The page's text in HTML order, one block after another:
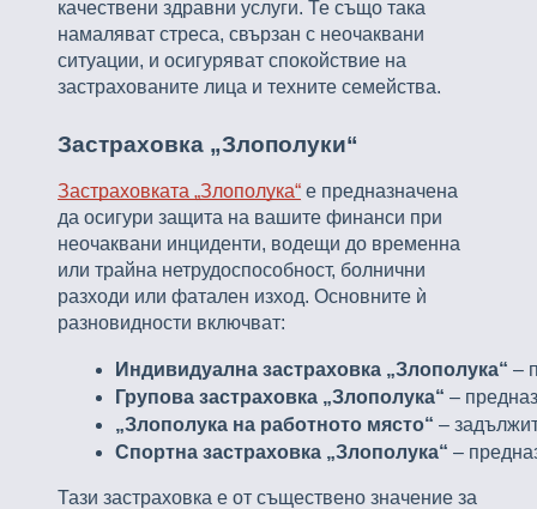
качествени здравни услуги. Те също така
намаляват стреса, свързан с неочаквани
ситуации, и осигуряват спокойствие на
застрахованите лица и техните семейства.
Застраховка „Злополуки“
Застраховката „Злополука“ е предназначена
да осигури защита на вашите финанси при
неочаквани инциденти, водещи до временна
или трайна нетрудоспособност, болнични
разходи или фатален изход. Основните ѝ
разновидности включват:
Индивидуална застраховка „Злополука“ –
Групова застраховка „Злополука“ –
„Злополука на работното място“ –
Спортна застраховка „Злополука“ –
Тази застраховка е от съществено значение за